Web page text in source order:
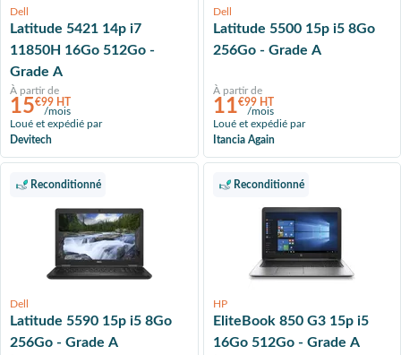
Dell
Latitude 5421 14p i7
11850H 16Go 512Go -
Grade A
À partir de
15€99 HT
/mois
Loué et expédié par
Devitech
Dell
Latitude 5500 15p i5 8Go
256Go - Grade A
À partir de
11€99 HT
/mois
Loué et expédié par
Itancia Again
Reconditionné
Dell
Latitude 5590 15p i5 8Go
256Go - Grade A
Reconditionné
HP
EliteBook 850 G3 15p i5
16Go 512Go - Grade A